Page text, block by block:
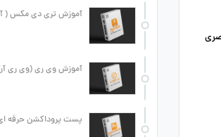
آموزش تری دی مکس (
آموزش وی ری (وی ری
پست پروداکشن حرفه